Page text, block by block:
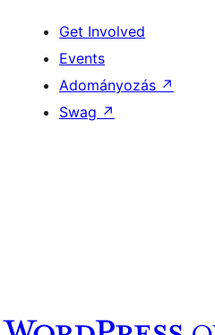
Get Involved
Events
Adományozás ↗
Swag ↗